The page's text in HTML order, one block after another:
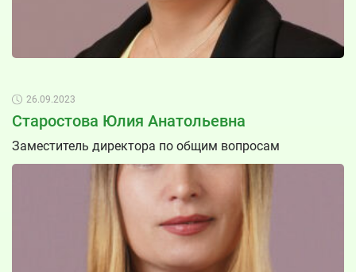
26.09.2023
Старостова Юлия Анатольевна
Заместитель директора по общим вопросам